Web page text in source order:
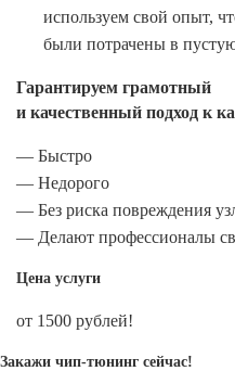
используем свой опыт,
были потрачены в
Гарантируем грамотный
и качественный подход к
— Быстро
— Недорого
— Без риска повреждения
— Делают профессионалы
Цена услуги
от 1500 рублей!
Закажи чип-тюнинг сейчас!